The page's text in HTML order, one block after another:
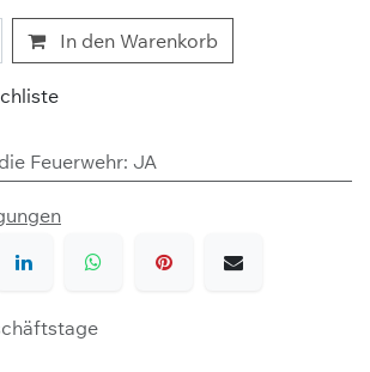
In den Warenkorb
Feuerwehr: JA